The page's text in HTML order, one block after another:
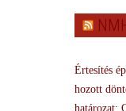
Értesítés
hozott
határozat: